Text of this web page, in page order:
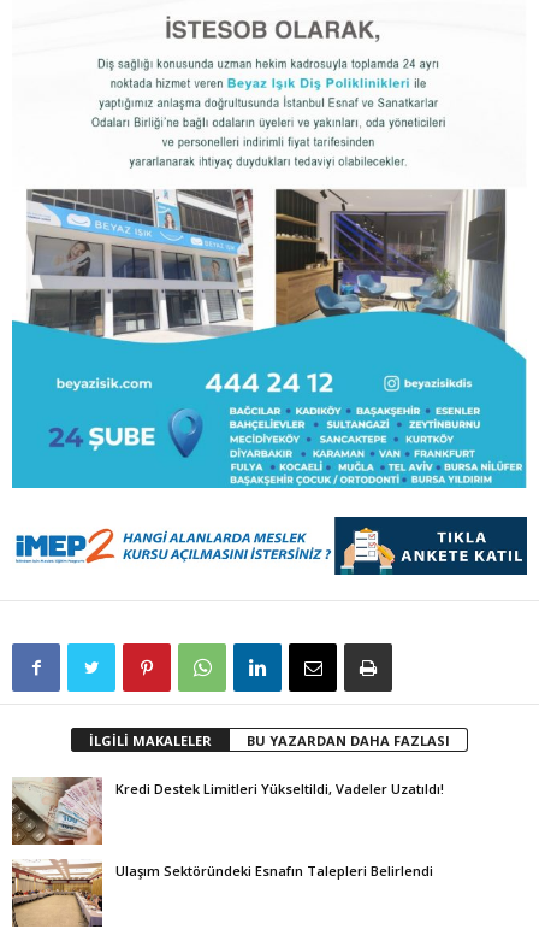
İLGİLİ MAKALELER BU YAZARDAN DAHA FAZLASI
Kredi Destek Limitleri Yükseltildi, Vadeler Uzatıldı!
Ulaşım Sektöründeki Esnafın Talepleri Belirlendi